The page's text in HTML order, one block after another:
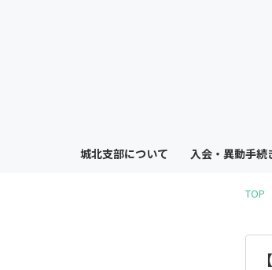
城北支部について 入会・異動手続
TOP